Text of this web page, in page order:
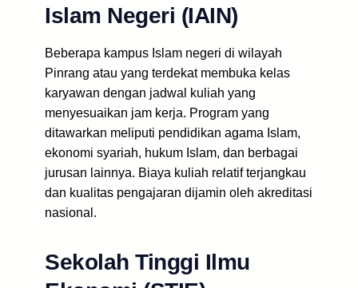
Islam Negeri (IAIN)
Beberapa kampus Islam negeri di wilayah
Pinrang atau yang terdekat membuka kelas
karyawan dengan jadwal kuliah yang
menyesuaikan jam kerja. Program yang
ditawarkan meliputi pendidikan agama Islam,
ekonomi syariah, hukum Islam, dan berbagai
jurusan lainnya. Biaya kuliah relatif terjangkau
dan kualitas pengajaran dijamin oleh akreditasi
nasional.
Sekolah Tinggi Ilmu